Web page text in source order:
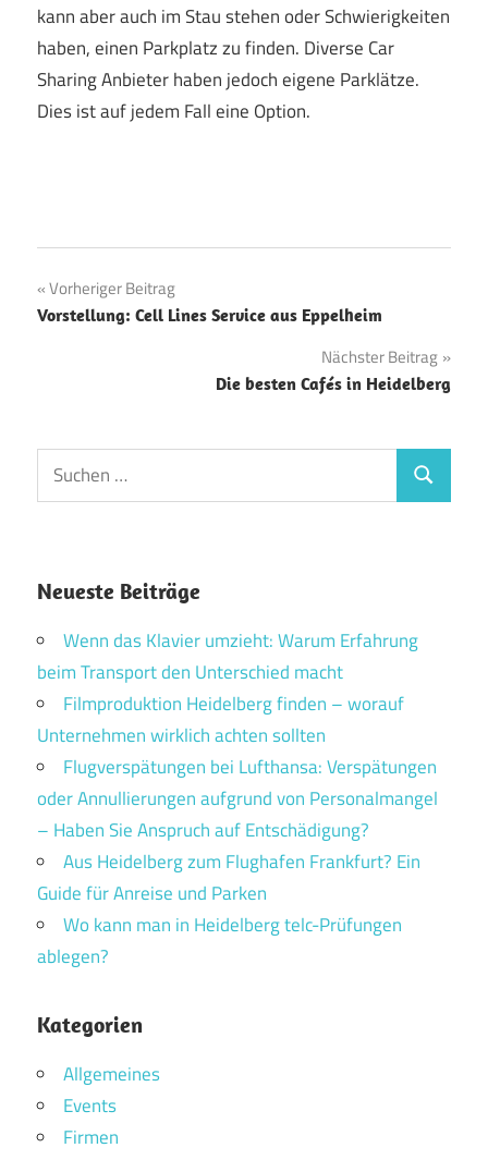
kann aber auch im Stau stehen oder Schwierigkeiten
haben, einen Parkplatz zu finden. Diverse Car
Sharing Anbieter haben jedoch eigene Parklätze.
Dies ist auf jedem Fall eine Option.
Beitragsnavigation
Vorheriger Beitrag
Vorstellung: Cell Lines Service aus Eppelheim
Nächster Beitrag
Die besten Cafés in Heidelberg
Suchen
nach:
Suchen
Neueste Beiträge
Wenn das Klavier umzieht: Warum Erfahrung
beim Transport den Unterschied macht
Filmproduktion Heidelberg finden – worauf
Unternehmen wirklich achten sollten
Flugverspätungen bei Lufthansa: Verspätungen
oder Annullierungen aufgrund von Personalmangel
– Haben Sie Anspruch auf Entschädigung?
Aus Heidelberg zum Flughafen Frankfurt? Ein
Guide für Anreise und Parken
Wo kann man in Heidelberg telc-Prüfungen
ablegen?
Kategorien
Allgemeines
Events
Firmen